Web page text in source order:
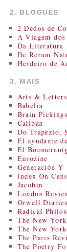
2. BLOGUES
2 Dedos de
A Viagem dos
Da Literatura
De Rerum
Herdeiro de
3. MAIS
Arts &
Babelia
Brain Pickings
Caliban
Do Trapézio,
El ayudante
El
Eurozine
Generación Y
Index On
Jacobin
London
Orwell Diaries
Radical
The New
The New
The Paris
The Poetry